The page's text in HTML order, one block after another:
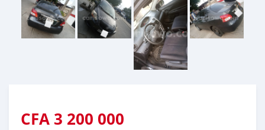
CFA 3 200 000